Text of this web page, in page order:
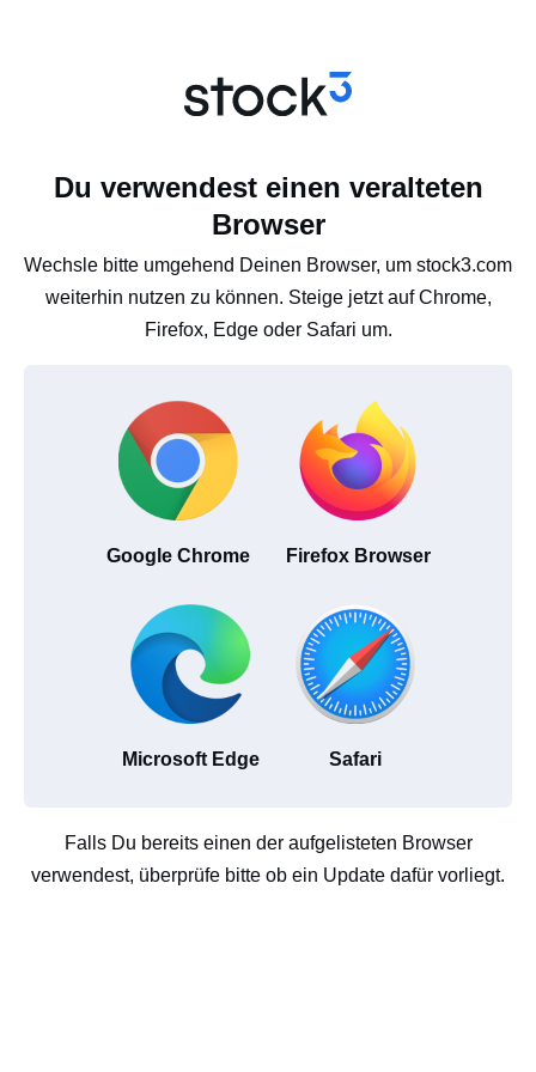
Du verwendest einen veralteten
Browser
Wechsle bitte umgehend Deinen Browser, um stock3.com
weiterhin nutzen zu können. Steige jetzt auf Chrome,
Firefox, Edge oder Safari um.
Google Chrome Firefox Browser
Microsoft Edge Safari
Falls Du bereits einen der aufgelisteten Browser
verwendest, überprüfe bitte ob ein Update dafür vorliegt.